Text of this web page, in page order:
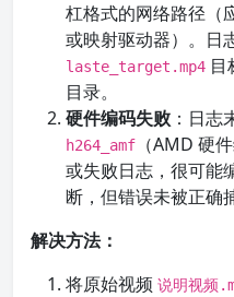
杠格式的网络路径（
或映射驱动器）。日
laste_target.mp4 目
目录。
硬件编码失败 ：日志
h264_amf
（AMD 硬
或失败日志，很可能
断，但错误未被正确
解决方法：
将原始视频 说明视频